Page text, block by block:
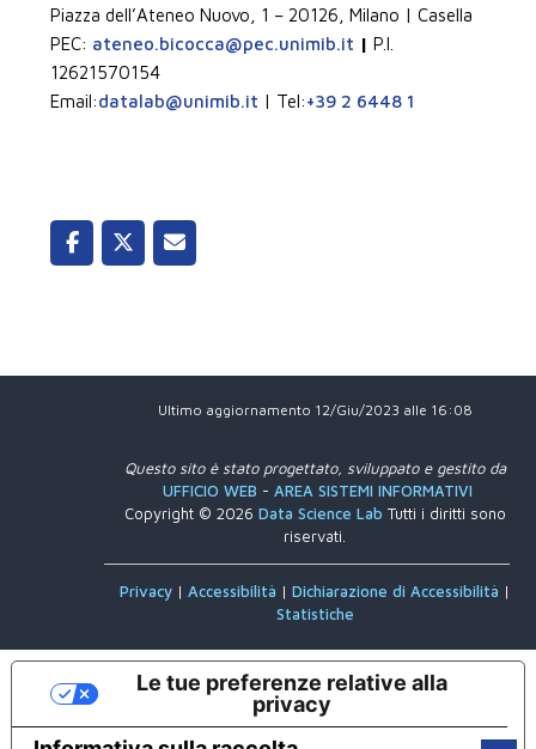
Piazza dell’Ateneo Nuovo, 1 – 20126, Milano | Casella
PEC: ateneo.bicocca@pec.unimib.it |P.I.
12621570154
Email:datalab@unimib.it | Tel:+39 2 6448 1
Ultimo aggiornamento 12/Giu/2023 alle 16:08
Questo sito è stato progettato, sviluppato e gestito da
UFFICIO WEB - AREA SISTEMI INFORMATIVI
Copyright © 2026 Data Science Lab Tutti i diritti sono
riservati.
Privacy | Accessibilità | Dichiarazione di Accessibilità |
Statistiche
Le tue preferenze relative alla
privacy